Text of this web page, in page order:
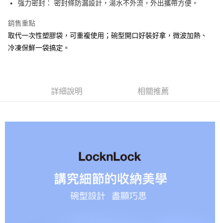
用戶於交易時，得透過本服務購買商品或服務，並由商店將買賣／分期付款
2.基於同意付款使用「大哥付你分期」之契約關係目的，商店將以您的個人
資料（包含姓名、電話或地址）提供予台灣大哥大進項蒐集、處理及利用，
3.完整用戶服務條款，請詳閱以下連結：
強力密封： 密封條防漏設計，湯水不外流，外出攜帶方便。
銷售重點
取代一次性塑膠袋，可重複使用；碗型開口好裝好拿，微波加熱、
冷凍保鮮一袋搞定。
詳細說明 相關推薦